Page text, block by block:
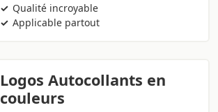
Qualité incroyable
Applicable partout
Logos Autocollants en
couleurs